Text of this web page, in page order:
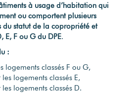
à usage d’habitation qui
ou comportent plusieurs
du statut de la copropriété et
E, F ou G du DPE.
:
logements classés F ou G,
les logements classés E,
les logements classés D.